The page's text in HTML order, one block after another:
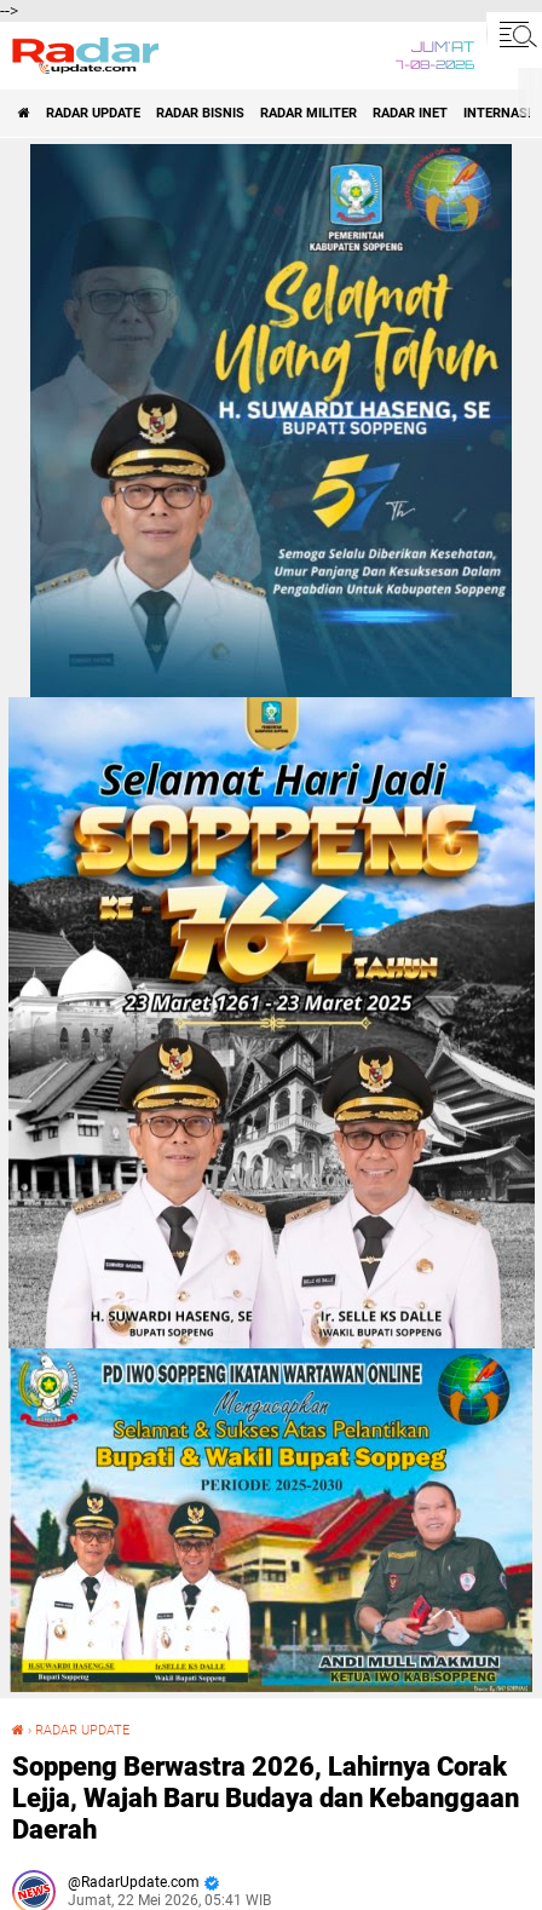
-->
JUM'AT
7-08-2026
RADAR UPDATE RADAR BISNIS RADAR MILITER RADAR INET
› RADAR UPDATE
Soppeng Berwastra 2026, Lahirnya Corak
Lejja, Wajah Baru Budaya dan Kebanggaan
Daerah
RadarUpdate.com
Jumat, 22 Mei 2026, 05:41 WIB